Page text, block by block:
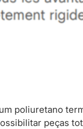
poliuretano
peças